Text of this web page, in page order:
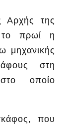
Αρχής της
το πρωί η
μηχανικής
στη
οποίο
που